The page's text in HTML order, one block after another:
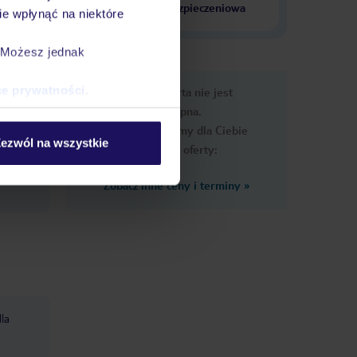
wpłynąć na niektóre
jednak
prywatności
na wszystkie
krajach
ubezpieczeniowa
Ups, ta oferta nie jest
dostępna.
Przygotowaliśmy dla Ciebie
podobne oferty:
Zobacz inne ceny i terminy »